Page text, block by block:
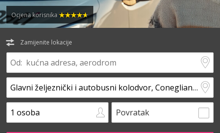
Ocjena korisnika
Zamijenite lokacije
Povratak